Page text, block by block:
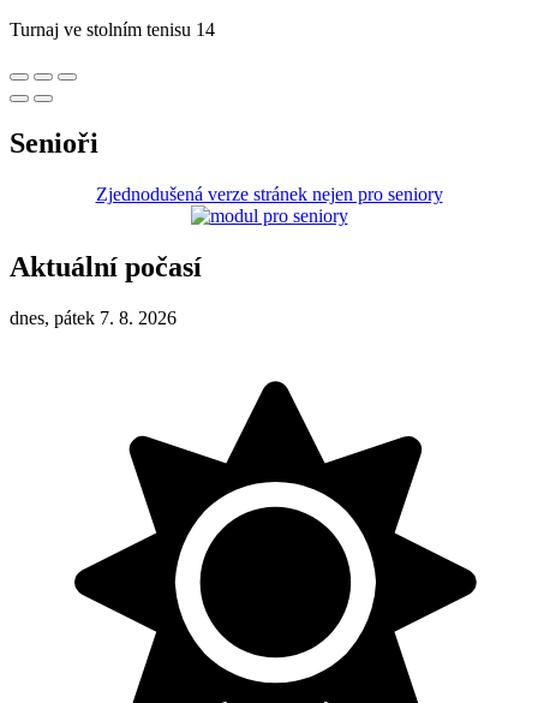
Turnaj ve stolním tenisu 14
Senioři
Zjednodušená verze stránek nejen pro seniory
Aktuální počasí
dnes, pátek 7. 8. 2026